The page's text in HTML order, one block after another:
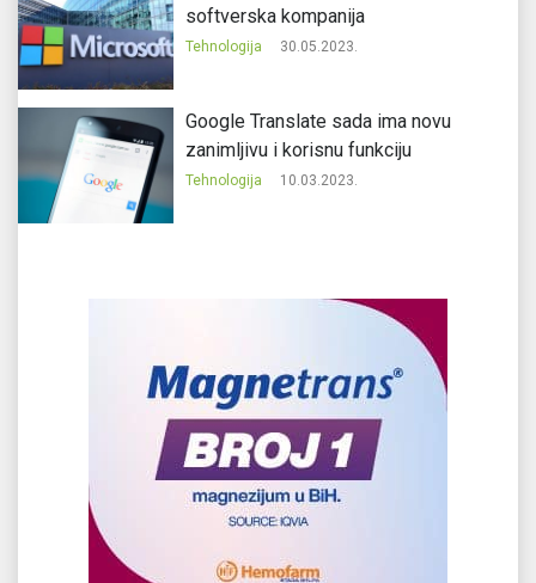
softverska kompanija
Tehnologija 30.05.2023.
Google Translate sada ima novu
zanimljivu i korisnu funkciju
Tehnologija 10.03.2023.